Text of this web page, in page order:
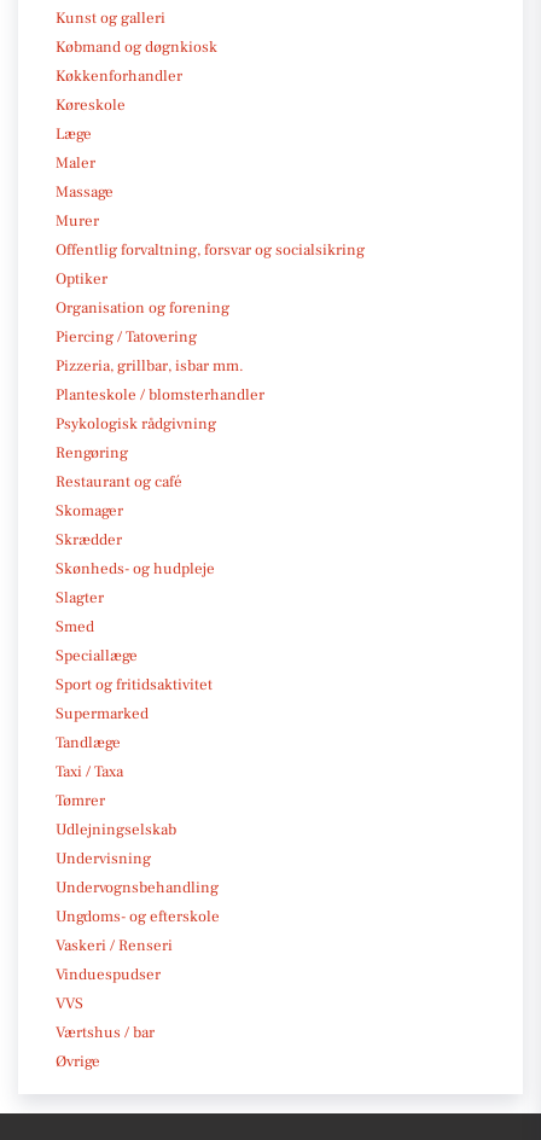
Kunst og galleri
Købmand og døgnkiosk
Køkkenforhandler
Køreskole
Læge
Maler
Massage
Murer
Offentlig forvaltning, forsvar og socialsikring
Optiker
Organisation og forening
Piercing / Tatovering
Pizzeria, grillbar, isbar mm.
Planteskole / blomsterhandler
Psykologisk rådgivning
Rengøring
Restaurant og café
Skomager
Skrædder
Skønheds- og hudpleje
Slagter
Smed
Speciallæge
Sport og fritidsaktivitet
Supermarked
Tandlæge
Taxi / Taxa
Tømrer
Udlejningselskab
Undervisning
Undervognsbehandling
Ungdoms- og efterskole
Vaskeri / Renseri
Vinduespudser
VVS
Værtshus / bar
Øvrige